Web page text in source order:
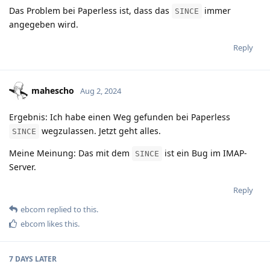
Das Problem bei Paperless ist, dass das SINCE
immer
angegeben wird.
Reply
mahescho Aug 2, 2024
Ergebnis: Ich habe einen Weg gefunden bei Paperless
SINCE
wegzulassen. Jetzt geht alles.
Meine Meinung: Das mit dem
SINCE
ist ein Bug im IMAP-
Server.
Reply
ebcom replied to this.
ebcom likes this.
7 DAYS LATER